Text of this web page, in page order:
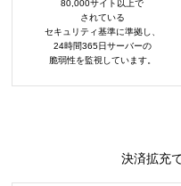
80,000サイト以上で
されている
セキュリティ基準に準拠し、
24時間365日サーバーの
脆弱性を監視しています。
決済拡充